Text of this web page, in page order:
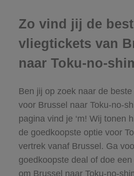
Zo vind jij de
vliegtickets van
naar Toku-no-
Ben jij op zoek naar de
voor Brussel naar Toku-no-
pagina vind je ‘m! Wij tonen
de goedkoopste optie voor
vertrek vanaf Brussel. Ga
goedkoopste deal of doe
om Brussel naar Toku-no-